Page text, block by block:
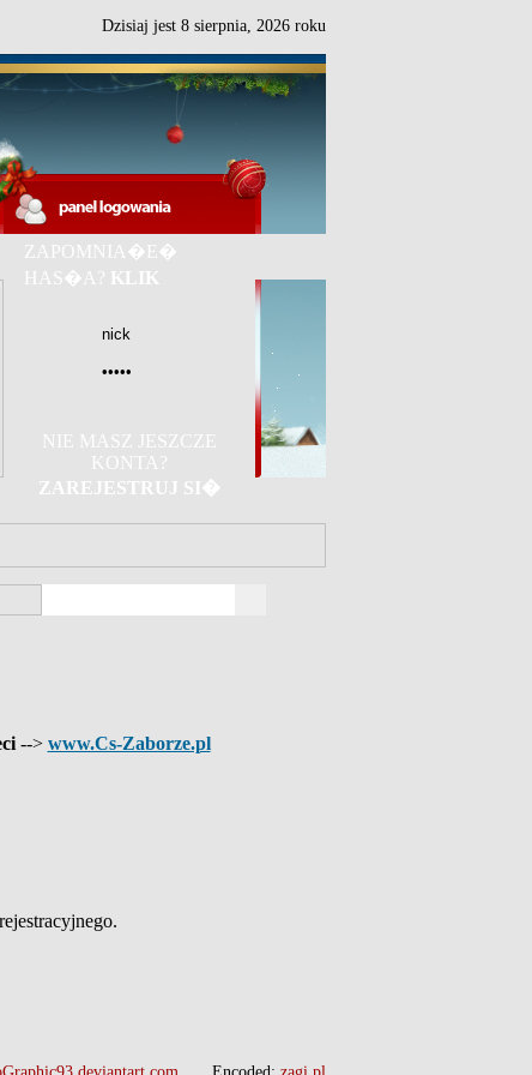
Dzisiaj jest 8 sierpnia, 2026 roku
ZAPOMNIA�E�
HAS�A? KLIK
NIE MASZ JESZCZE
KONTA?
ZAREJESTRUJ SI�
--> www.Cs-Zaborze.pl